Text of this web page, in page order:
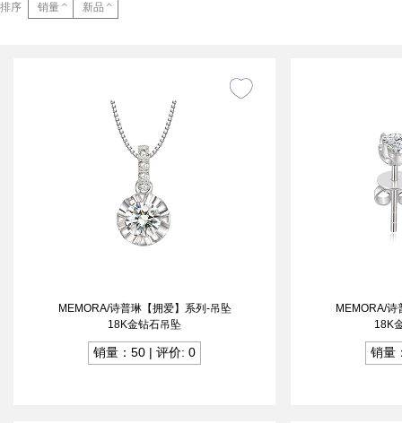
排序 销量 新品
MEMORA/诗普琳【拥爱】系列-吊坠
18K金钻石吊坠
销量：50 | 评价: 0
MEMORA/诗
18K
销量